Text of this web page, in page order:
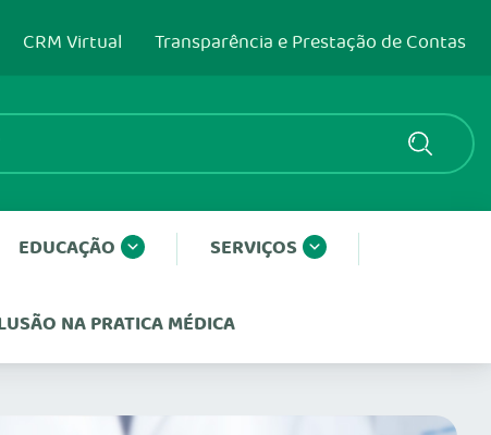
CRM Virtual Transparência e Prestação de Contas
EDUCAÇÃO SERVIÇOS
NA PRATICA MÉDICA